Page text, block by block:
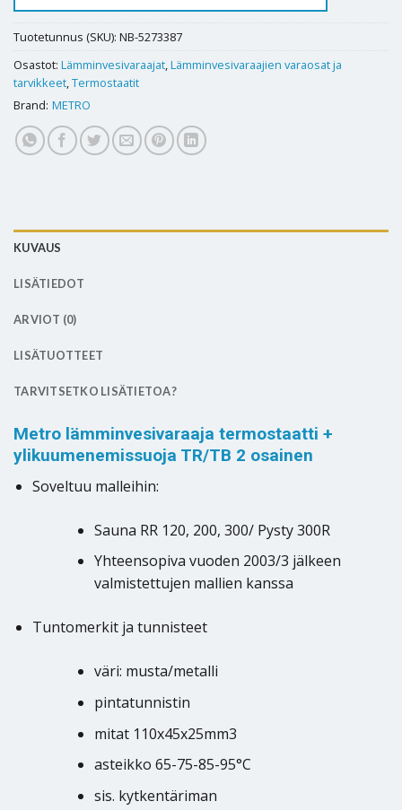
Tuotetunnus (SKU): NB-5273387
Osastot: Lämminvesivaraajat,Lämminvesivaraajien varaosat ja
tarvikkeet,Termostaatit
Brand: METRO
KUVAUS
LISÄTIEDOT
ARVIOT (0)
LISÄTUOTTEET
TARVITSETKO LISÄTIETOA?
Metro lämminvesivaraaja termostaatti +
ylikuumenemissuoja TR/TB 2 osainen
Soveltuu malleihin:
Sauna RR 120, 200, 300/ Pysty 300R
Yhteensopiva vuoden 2003/3 jälkeen
valmistettujen mallien kanssa
Tuntomerkit ja tunnisteet
väri: musta/metalli
pintatunnistin
mitat 110x45x25mm3
asteikko 65-75-85-95°C
sis. kytkentäriman